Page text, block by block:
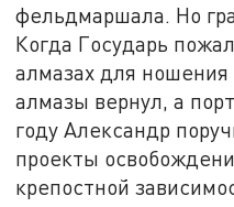
фельдмаршала. Но
Когда Государь
алмазах для ношения
алмазы вернул, а
году Александр
проекты
крепостной